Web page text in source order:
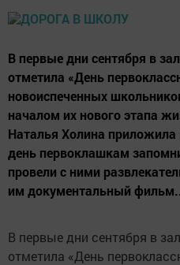
В первые дни сентября в
отметила «День
новоиспеченных
началом их нового этапа
Наталья Холина приложила
день первоклашкам
провели с ними
им документальный
В первые дни сентября в
отметила «День